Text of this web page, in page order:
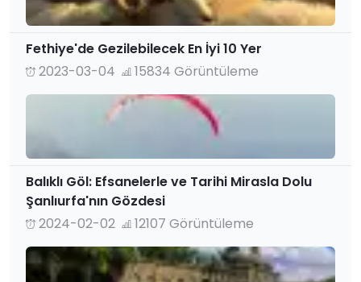
Fethiye'de Gezilebilecek En İyi 10 Yer
2023-03-04
15834 Görüntüleme
Balıklı Göl: Efsanelerle ve Tarihi Mirasla Dolu
Şanlıurfa'nın Gözdesi
2024-02-02
12107 Görüntüleme